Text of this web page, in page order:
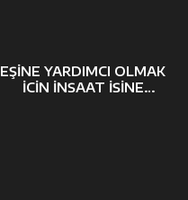
EŞINE YARDIMCI OLMAK
IÇIN INŞAAT IŞINE